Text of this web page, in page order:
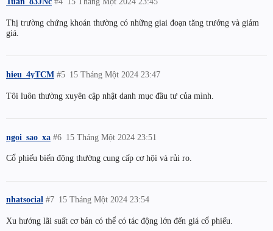
Thị trường chứng khoán thường có những giai đoạn tăng trưởng và giảm
giá.
hieu_4yTCM 15 Tháng Một 2024 23:47
#5
Tôi luôn thường xuyên cập nhật danh mục đầu tư của mình.
ngoi_sao_xa 15 Tháng Một 2024 23:51
#6
Cổ phiếu biến động thường cung cấp cơ hội và rủi ro.
nhatsocial 15 Tháng Một 2024 23:54
#7
Xu hướng lãi suất cơ bản có thể có tác động lớn đến giá cổ phiếu.